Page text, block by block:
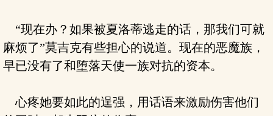
“现在办？如果被夏洛蒂逃走的话，那我们可就
麻烦了”莫吉克有些担心的说道。现在的恶魔族，
早已没有了和堕落天使一族对抗的资本。
心疼她要如此的逞强，用话语来激励伤害他们